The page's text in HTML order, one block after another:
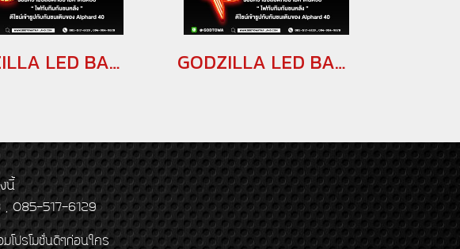
GODZILLA LED BAR ไฟทับทิม สำหรับ VELLFIRE40 ไฟทับทิมแต่ง เวลไฟร์40(copy)(copy)(copy) GODZILLA LED BAR ไฟทับทิม สำหรับ VELLFIRE40 ไฟทับทิมแต่ง เวลไฟร์40(copy)(copy)
นี้
085-517-6129
โปรโมชั่นดีๆก่อนใคร